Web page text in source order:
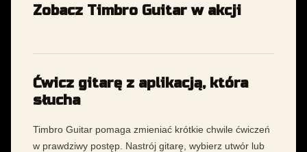
Zobacz Timbro Guitar w akcji
Ćwicz gitarę z aplikacją, która
słucha
Timbro Guitar pomaga zmieniać krótkie chwile ćwiczeń
w prawdziwy postęp. Nastrój gitarę, wybierz utwór lub